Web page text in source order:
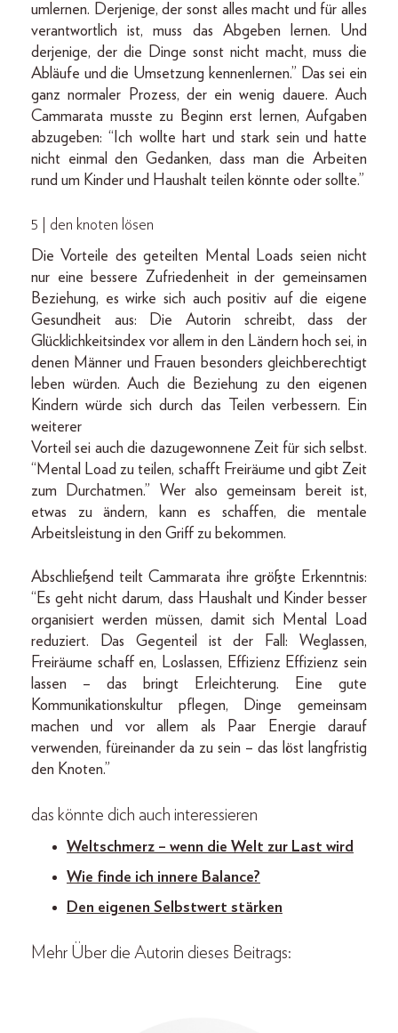
umlernen. Derjenige, der sonst alles macht und für alles
verantwortlich ist, muss das Abgeben lernen. Und
derjenige, der die Dinge sonst nicht macht, muss die
Abläufe und die Umsetzung kennenlernen.” Das sei ein
ganz normaler Prozess, der ein wenig dauere. Auch
Cammarata musste zu Beginn erst lernen, Aufgaben
abzugeben: “Ich wollte hart und stark sein und hatte
nicht einmal den Gedanken, dass man die Arbeiten
rund um Kinder und Haushalt teilen könnte oder sollte.”
5 | den knoten lösen
Die Vorteile des geteilten Mental Loads seien nicht
nur eine bessere Zufriedenheit in der gemeinsamen
Beziehung, es wirke sich auch positiv auf die eigene
Gesundheit aus: Die Autorin schreibt, dass der
Glücklichkeitsindex vor allem in den Ländern hoch sei, in
denen Männer und Frauen besonders gleichberechtigt
leben würden. Auch die Beziehung zu den eigenen
Kindern würde sich durch das Teilen verbessern. Ein
weiterer
Vorteil sei auch die dazugewonnene Zeit für sich selbst.
“Mental Load zu teilen, schafft Freiräume und gibt Zeit
zum Durchatmen.” Wer also gemeinsam bereit ist,
etwas zu ändern, kann es schaffen, die mentale
Arbeitsleistung in den Griff zu bekommen.
Abschließend teilt Cammarata ihre größte Erkenntnis:
“Es geht nicht darum, dass Haushalt und Kinder besser
organisiert werden müssen, damit sich Mental Load
reduziert. Das Gegenteil ist der Fall: Weglassen,
Freiräume schaff en, Loslassen, Effizienz Effizienz sein
lassen – das bringt Erleichterung. Eine gute
Kommunikationskultur pflegen, Dinge gemeinsam
machen und vor allem als Paar Energie darauf
verwenden, füreinander da zu sein – das löst langfristig
den Knoten.”
das könnte dich auch interessieren
Weltschmerz – wenn die Welt zur Last wird
Wie finde ich innere Balance?
Den eigenen Selbstwert stärken
Mehr Über die Autorin dieses Beitrags: